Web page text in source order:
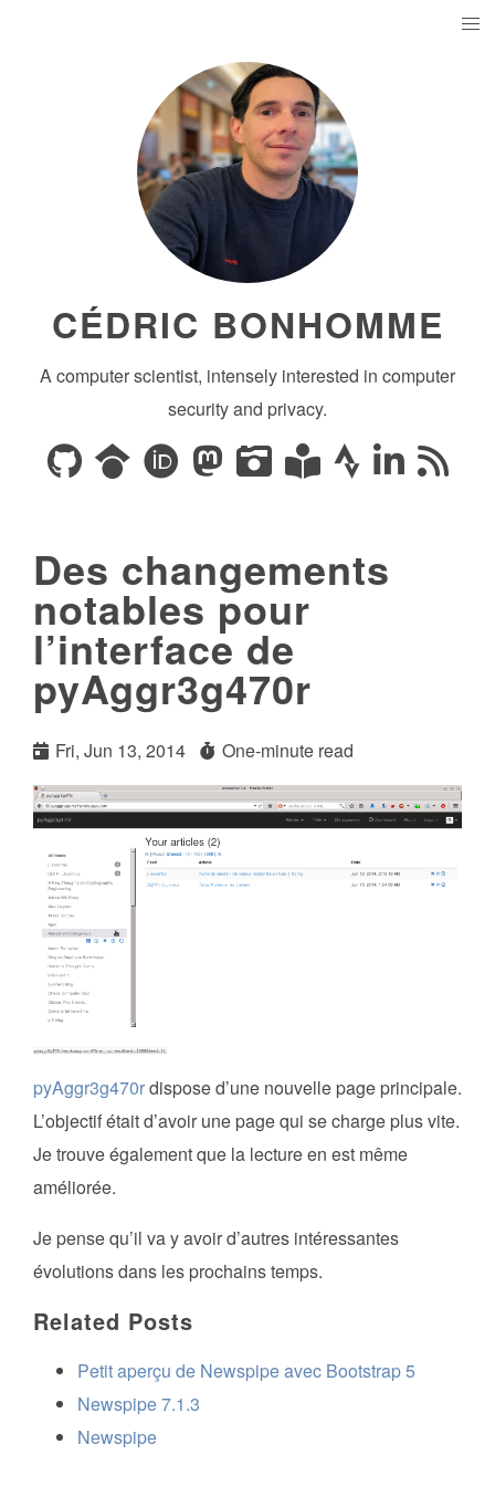
CÉDRIC BONHOMME
A computer scientist, intensely interested in computer
security and privacy.
Des changements
notables pour
l’interface de
pyAggr3g470r
Fri, Jun 13, 2014 One-minute read
pyAggr3g470rdispose d’une nouvelle page principale.
L’objectif était d’avoir une page qui se charge plus vite.
Je trouve également que la lecture en est même
améliorée.
Je pense qu’il va y avoir d’autres intéressantes
évolutions dans les prochains temps.
Related Posts
Petit aperçu de Newspipe avec Bootstrap 5
Newspipe 7.1.3
Newspipe